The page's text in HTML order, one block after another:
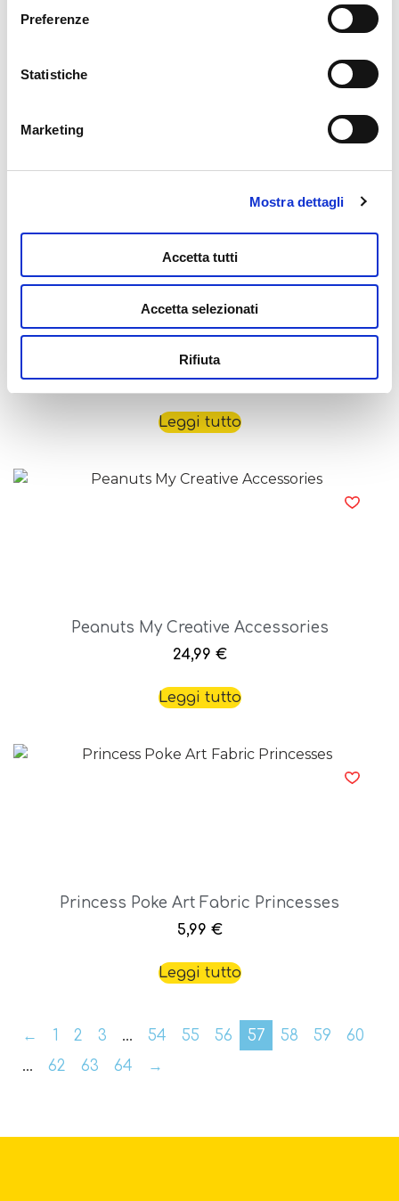
modificare i tuoi consensi anche cliccando sul simbolo
della graffetta presente su ogni pagina
Preferenze
Statistiche
Marketing
Mostra dettagli
Accetta tutti
Accetta selezionati
Rifiuta
Peanuts Mini Cam In Display 6
64,99€
Leggi tutto
Peanuts My Creative Accessories
24,99 €
Leggi tutto
Princess Poke Art Fabric Princesses
5,99 €
Leggi tutto
← 1 2 3 … 54 55 56 57 58 59
60
…
62 63 64 →